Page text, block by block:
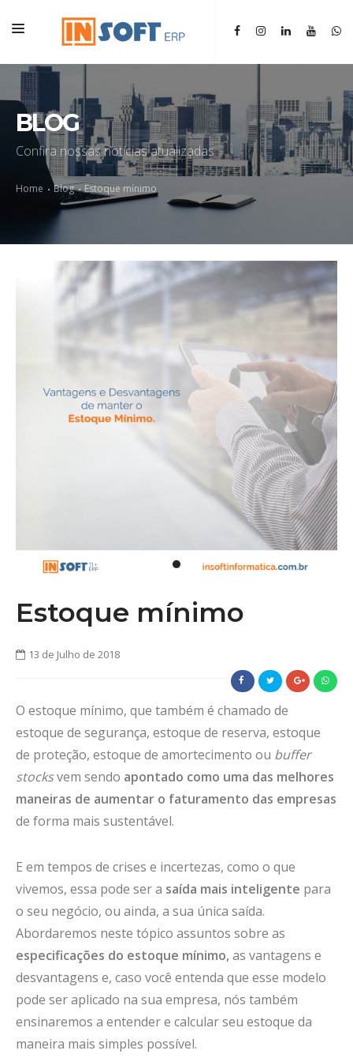
HOME
INSTITUCIONAL
BLOG
Confira nossas notícias atualizadas
Home Blog Estoque mínimo
Estoque mínimo
13 de Julho de 2018
O estoque mínimo, que também é chamado de
estoque de segurança, estoque de reserva, estoque
de proteção, estoque de amortecimento ou buffer
stocksvem sendo apontado como uma das melhores
maneiras de aumentar o faturamento das empresas
de forma mais sustentável.
E em tempos de crises e incertezas, como o que
vivemos, essa pode ser a saída mais inteligente para
o seu negócio, ou ainda, a sua única saída.
Abordaremos neste tópico assuntos sobre as
especificações do estoque mínimo, as vantagens e
desvantagens e, caso você entenda que esse modelo
pode ser aplicado na sua empresa, nós também
ensinaremos a entender e calcular seu estoque da
maneira mais simples possível.